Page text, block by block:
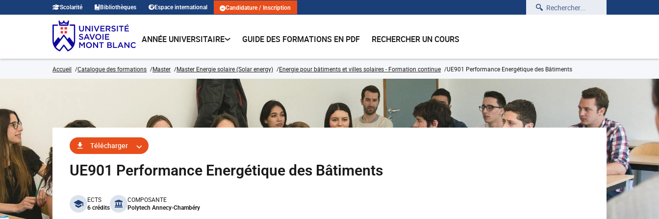
Scolarité Bibliothèques Espace international Candidature / Inscription Rechercher
ANNÉE UNIVERSITAIRE GUIDE DES FORMATIONS EN PDF RECHERCHER UN COURS
Accueil Catalogue des formations Master Master Energie solaire (Solar energy) Energie pour bâtiments et villes solaires - Formation continue UE901 Performance Energétique des Bâtiments
Télécharger
UE901 Performance Energétique des Bâtiments
benefits
ECTS
6 crédits
COMPOSANTE
Polytech Annecy-Chambéry